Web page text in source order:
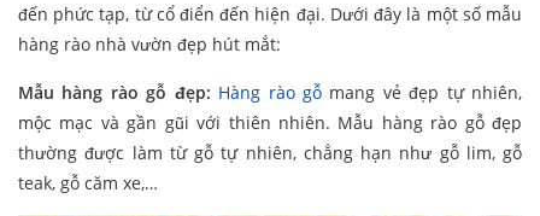
đến phức tạp, từ cổ điển đến hiện đại. Dưới đây là một số mẫu
hàng rào nhà vườn đẹp hút mắt:
Mẫu hàng rào gỗ đẹp: Hàng rào gỗmang vẻ đẹp tự nhiên,
mộc mạc và gần gũi với thiên nhiên. Mẫu hàng rào gỗ đẹp
thường được làm từ gỗ tự nhiên, chẳng hạn như gỗ lim, gỗ
teak, gỗ căm xe,…